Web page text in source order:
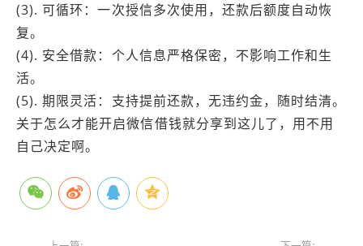
(3). 可循环：一次授信多次使用，还款后额度自动恢
复。
(4). 安全借款：个人信息严格保密，不影响工作和生
活。
(5). 期限灵活：支持提前还款，无违约金，随时结清。
关于怎么才能开启微信借钱就分享到这儿了，用不用
自己决定啊。